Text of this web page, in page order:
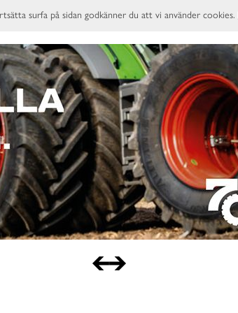
surfa på sidan godkänner du att vi använder cookies.